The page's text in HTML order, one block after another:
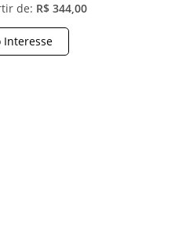
de: R$ 344,00
Interesse